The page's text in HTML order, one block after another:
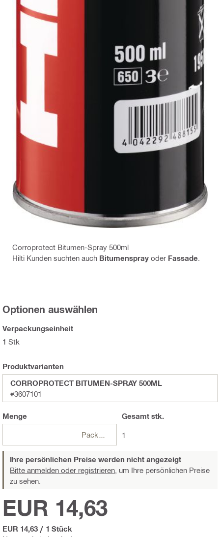
Corroprotect Bitumen-Spray 500ml
Hilti Kunden suchten auch Bitumenspray oder Fassade
Optionen auswählen
Verpackungseinheit
1 Stk
Produktvarianten
CORROPROTECT BITUMEN-SPRAY 500ML
#3607101
Menge
Packungen
Gesamtstk.
1
Ihre persönlichen Preise werden nicht angezeigt
Bitte anmelden oder registrieren, um Ihre persönlichen Preise
zu sehen.
EUR 14,63
EUR 14,63 / 1 Stück